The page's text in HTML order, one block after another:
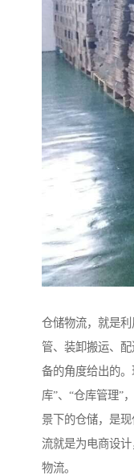
仓储物流，就是
管、装卸搬运、
备的角度给出的
库”、“仓库管理”
景下的仓储，是
流就是为电商设
物流。